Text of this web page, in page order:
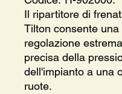
Il ripartitore di
Tilton consente una
regolazione
precisa della
dell'impianto a una
ruote.